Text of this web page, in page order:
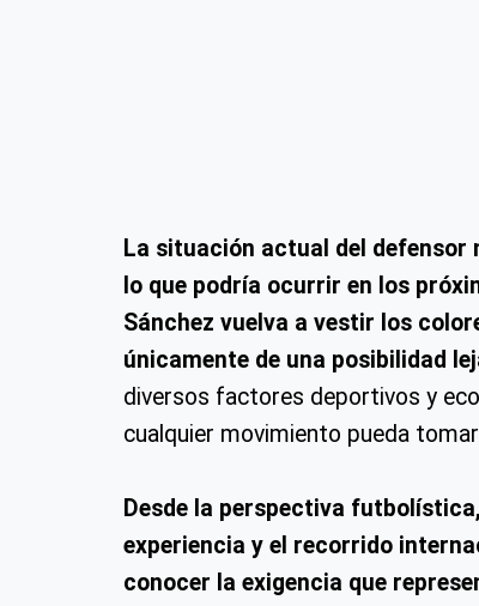
La situación actual del
lo que podría ocurrir en los
Sánchez vuelva a vestir los
únicamente de una posibilidad
diversos factores deportivos y
cualquier movimiento pueda
Desde la perspectiva
experiencia y el recorrido
conocer la exigencia que